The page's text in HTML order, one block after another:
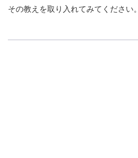
その教えを取り入れてみてください。